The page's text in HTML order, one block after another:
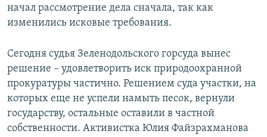
начал рассмотрение дела сначала, так как
изменились исковые требования.
Сегодня судья Зеленодольского горсуда вынес
решение – удовлетворить иск природоохранной
прокуратуры частично. Решением суда участки, на
которых еще не успели намыть песок, вернули
государству, остальные оставили в частной
собственности. Активистка Юлия Файзрахманова